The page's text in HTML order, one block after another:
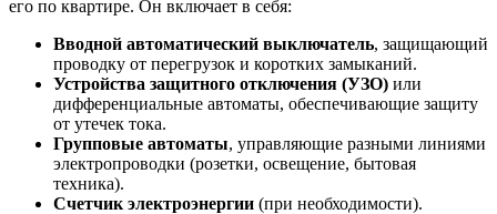
его по квартире. Он включает в себя:
Вводной автоматический выключатель, защищающий
проводку от перегрузок и коротких замыканий.
Устройства защитного отключения (УЗО) или
дифференциальные автоматы, обеспечивающие защиту
от утечек тока.
Групповые автоматы, управляющие разными линиями
электропроводки (розетки, освещение, бытовая
техника).
Счетчик электроэнергии (при необходимости).